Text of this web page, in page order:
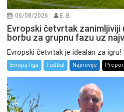
06/08/2026 E. B.
Evropski četvrtak zanimljiviji
borbu za grupnu fazu uz
Evropski četvrtak je idealan za igru!
Evropa liga Fudbal Najnovije